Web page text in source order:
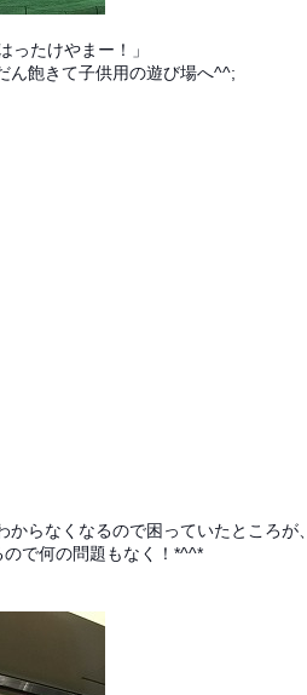
ったけやまー！」
ん飽きて子供用の遊び場へ^^;
らなくなるので困っていたところが、
で何の問題もなく！*^^*